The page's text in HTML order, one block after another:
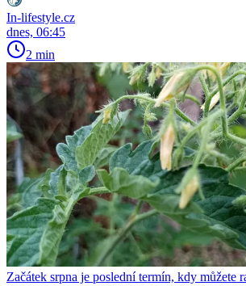
In-lifestyle.cz
dnes, 06:45
2 min
Začátek srpna je poslední termín, kdy můžete